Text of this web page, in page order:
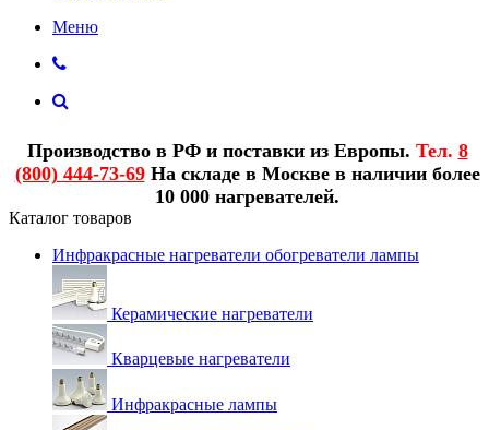
Меню
Производство в РФ и поставки из Европы. Тел. 8
(800) 444-73-69На складе в Москве в наличии более
10 000 нагревателей.
Каталог товаров
Инфракрасные нагреватели обогреватели лампы
Керамические нагреватели
Кварцевые нагреватели
Инфракрасные лампы